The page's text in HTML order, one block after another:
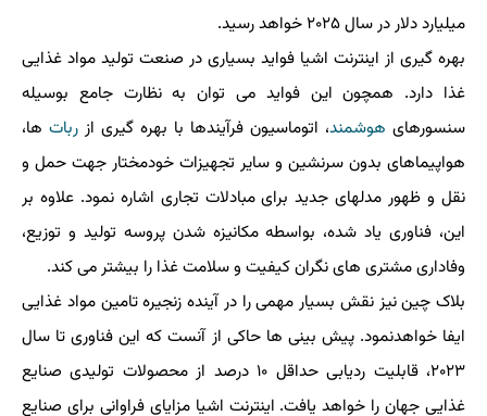
میلیارد دلار در سال ۲۰۲۵ خواهد رسید.
بهره گیری از اینترنت اشیا فواید بسیاری در صنعت تولید مواد غذایی
غذا دارد. همچون این فواید می توان به نظارت جامع بوسیله
سنسورهای هوشمند، اتوماسیون فرآیندها با بهره گیری از ربات ها،
هواپیماهای بدون سرنشین و سایر تجهیزات خودمختار جهت حمل و
نقل و ظهور مدلهای جدید برای مبادلات تجاری اشاره نمود. علاوه بر
این، فناوری یاد شده، بواسطه مکانیزه شدن پروسه تولید و توزیع،
وفاداری مشتری های نگران کیفیت و سلامت غذا را بیشتر می کند.
بلاک چین نیز نقش بسیار مهمی را در آینده زنجیره تامین مواد غذایی
ایفا خواهدنمود. پیش بینی ها حاکی از آنست که این فناوری تا سال
۲۰۲۳، قابلیت ردیابی حداقل ۱۰ درصد از محصولات تولیدی صنایع
غذایی جهان را خواهد یافت. اینترنت اشیا مزایای فراوانی برای صنایع